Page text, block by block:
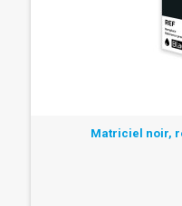
Matriciel noir,